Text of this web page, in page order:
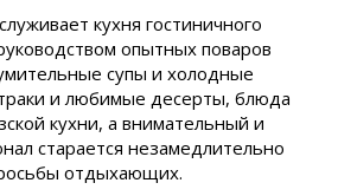
кухня гостиничного
опытных поваров
супы и холодные
и любимые десерты, блюда
кухни, а внимательный и
старается незамедлительно
отдыхающих.